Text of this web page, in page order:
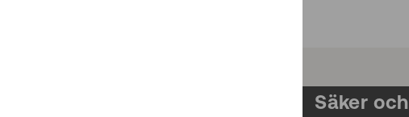
Säker